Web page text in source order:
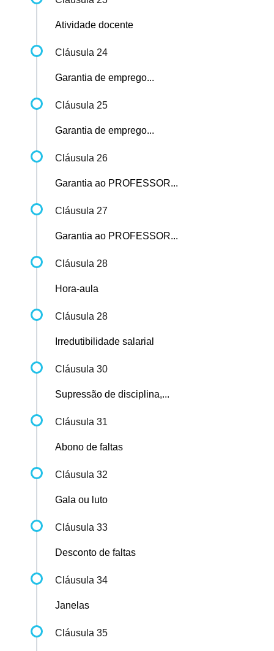
Atividade docente
Cláusula 24
Garantia de emprego...
Cláusula 25
Garantia de emprego...
Cláusula 26
Garantia ao PROFESSOR...
Cláusula 27
Garantia ao PROFESSOR...
Cláusula 28
Hora-aula
Cláusula 28
Irredutibilidade salarial
Cláusula 30
Supressão de disciplina,...
Cláusula 31
Abono de faltas
Cláusula 32
Gala ou luto
Cláusula 33
Desconto de faltas
Cláusula 34
Janelas
Cláusula 35